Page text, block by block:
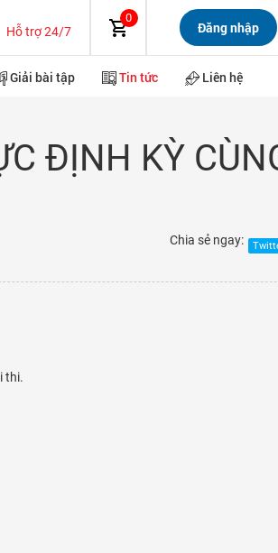
Hỗ trợ 24/7
0
Đăng nhập
Giải bài tập Tin tức Liên hệ
ĐỊNH KỲ
Chia sẻ ngay:
thi.